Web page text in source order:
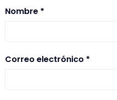
Nombre *
Correo electrónico *